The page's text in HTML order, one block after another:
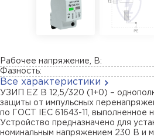
Рабочее напряжение, В:
Фазность:
Все характеристики
УЗИП EZ B 12,5/320 (1+0) –
защиты от импульсных
по ГОСТ IEC 61643-11, выполненное
Устройство предназначено для
номинальным напряжением 230 В и